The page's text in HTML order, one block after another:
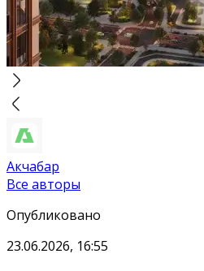
Акчабар
Все авторы
Опубликовано
23.06.2026, 16:55